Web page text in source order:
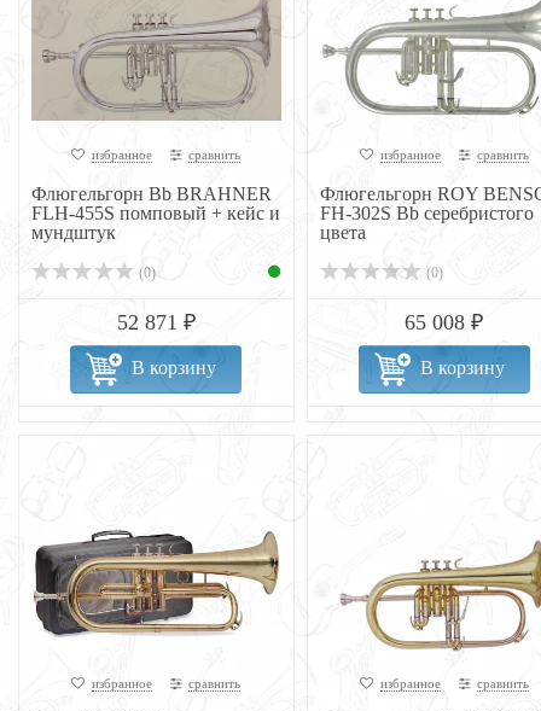
избранное сравнить
Флюгельгорн Bb BRAHNER
FLH-455S помповый + кейс и
мундштук
(0)
52 871 ₽
В корзину
избранное сравнить
Флюгельгорн ROY
FH-302S Bb серебристого
цвета
(0)
65 008 ₽
В корзину
избранное сравнить избранное сравнить